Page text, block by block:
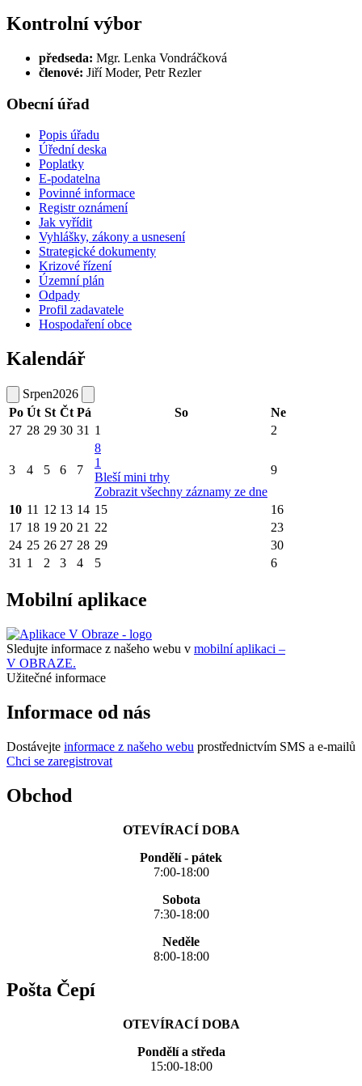
Kontrolní výbor
předseda: Mgr. Lenka Vondráčková
členové: Jiří Moder, Petr Rezler
Obecní úřad
Popis úřadu
Úřední deska
Poplatky
E-podatelna
Povinné informace
Registr oznámení
Jak vyřídit
Vyhlášky, zákony a usnesení
Strategické dokumenty
Krizové řízení
Územní plán
Odpady
Profil zadavatele
Hospodaření obce
Kalendář
Srpen2026
Po Út St Čt Pá So
Ne
27 28 29 30 31 1 2
3 4 5 6 7
8
1
Bleší mini trhy
Zobrazit všechny záznamy ze dne
9
10 11 12 13 14 15
16
17 18 19 20 21 22
23
24 25 26 27 28 29
30
31 1 2 3 4 5 6
Mobilní aplikace
Sledujte informace z našeho webu v mobilní aplikaci –
V OBRAZE.
Užitečné informace
Informace od nás
Dostávejte informace z našeho webu prostřednictvím SMS a e-mailů
Chci se zaregistrovat
Obchod
OTEVÍRACÍ DOBA
Pondělí - pátek
7:00-18:00
Sobota
7:30-18:00
Neděle
8:00-18:00
Pošta Čepí
OTEVÍRACÍ DOBA
Pondělí a středa
15:00-18:00